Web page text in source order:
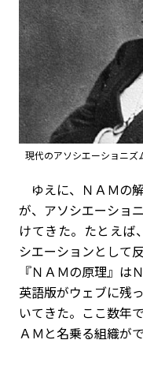
現代のアソシエーショニズ
ゆえに、ＮＡＭの
が、アソシエーショ
けてきた。たとえば
シエーションとして
『ＮＡＭの原理』は
英語版がウェブに残
いてきた。ここ数年
ＡＭと名乗る組織が